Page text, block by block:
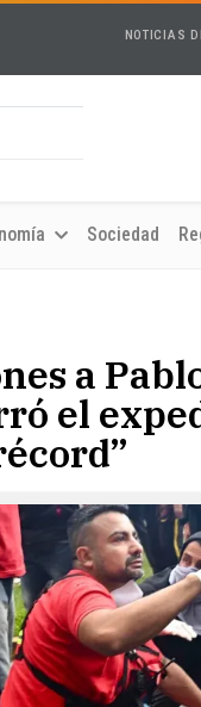
NOTICIAS
Sociedad
a
el